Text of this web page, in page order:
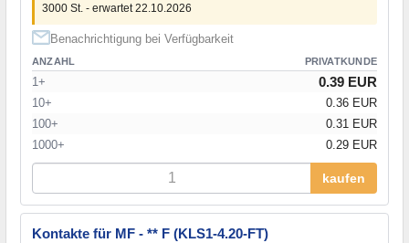
3000 St. - erwartet 22.10.2026
Benachrichtigung bei Verfügbarkeit
ANZAHL PRIVATKUNDE
1+ 0.39 EUR
10+
0.36 EUR
100+
0.31 EUR
1000+
0.29 EUR
kaufen
Kontakte für MF - ** F (KLS1-4.20-FT)